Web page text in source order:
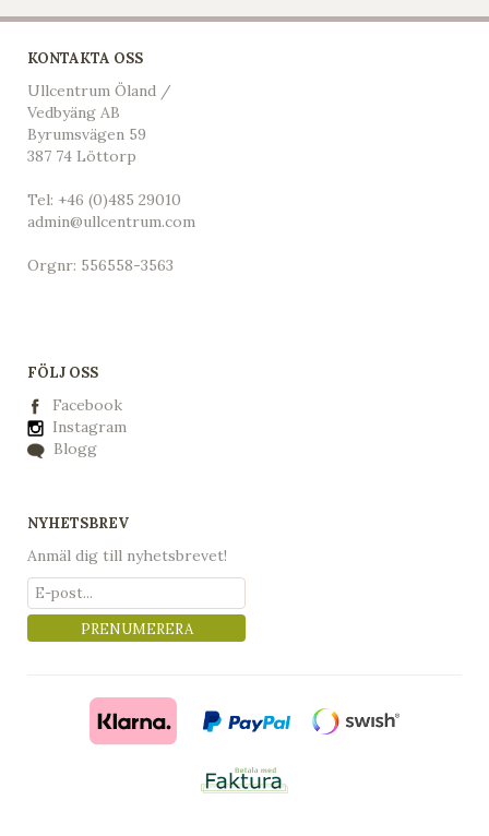
KONTAKTA OSS
Ullcentrum Öland /
Vedbyäng AB
Byrumsvägen 59
387 74 Löttorp
Tel: +46 (0)485 29010
admin@ullcentrum.com
Orgnr: 556558-3563
FÖLJ OSS
Facebook
Instagram
Blogg
NYHETSBREV
Anmäl dig till nyhetsbrevet!
PRENUMERERA